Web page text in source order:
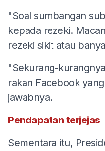
"Soal sumbangan
kepada rezeki.
rezeki sikit atau
"Sekurang-
rakan Facebook
jawabnya.
Pendapatan terjejas
Sementara itu,